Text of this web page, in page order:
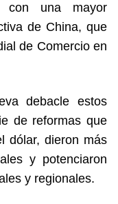
con una mayor
de China, que
de Comercio en
debacle estos
de reformas que
dólar, dieron más
y potenciaron
y regionales.